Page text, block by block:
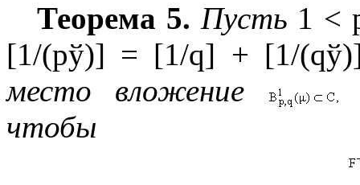
Теорема 5. Пусть 1 <
[1/(pў)] = [1/q] + [1/(qў
место вложение
чтобы